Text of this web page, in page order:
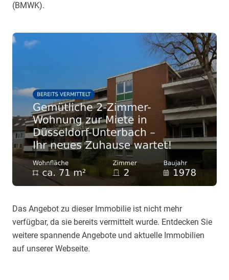
(BMWK).
Das Angebot zu dieser Immobilie ist nicht mehr
verfügbar, da sie bereits vermittelt wurde. Entdecken Sie
weitere spannende Angebote und aktuelle Immobilien
auf unserer Webseite.